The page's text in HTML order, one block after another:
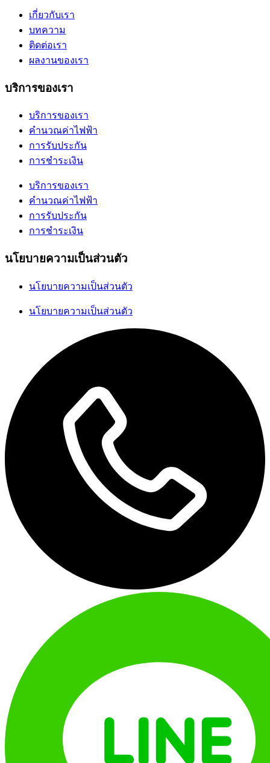
เกี่ยวกับเรา
บทความ
ติดต่อเรา
ผลงานของเรา
บริการของเรา
บริการของเรา
คำนวณค่าไฟฟ้า
การรับประกัน
การชำระเงิน
บริการของเรา
คำนวณค่าไฟฟ้า
การรับประกัน
การชำระเงิน
นโยบายความเป็นส่วนตัว
นโยบายความเป็นส่วนตัว
นโยบายความเป็นส่วนตัว